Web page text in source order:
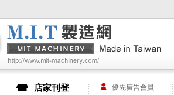
店家刊登 優先廣告會員